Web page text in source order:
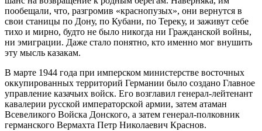
пообещали, что, разгромив «краснопузых», они вернутся в
свои станицы по Дону, по Кубани, по Тереку, и заживут себе
тихо и мирно, будто не было никогда ни Гражданской войны,
ни эмиграции. Даже стало понятно, кто именно мог внушить
эту мысль казакам.
В марте 1944 года при имперском министерстве восточных
оккупированных территорий Германии было создано Главное
управление казачьих войск. Его возглавил генерал-лейтенант
кавалерии русской императорской армии, затем атаман
Всевеликого Войска Донского, а затем генерал-полковник
германского Вермахта Петр Николаевич Краснов.